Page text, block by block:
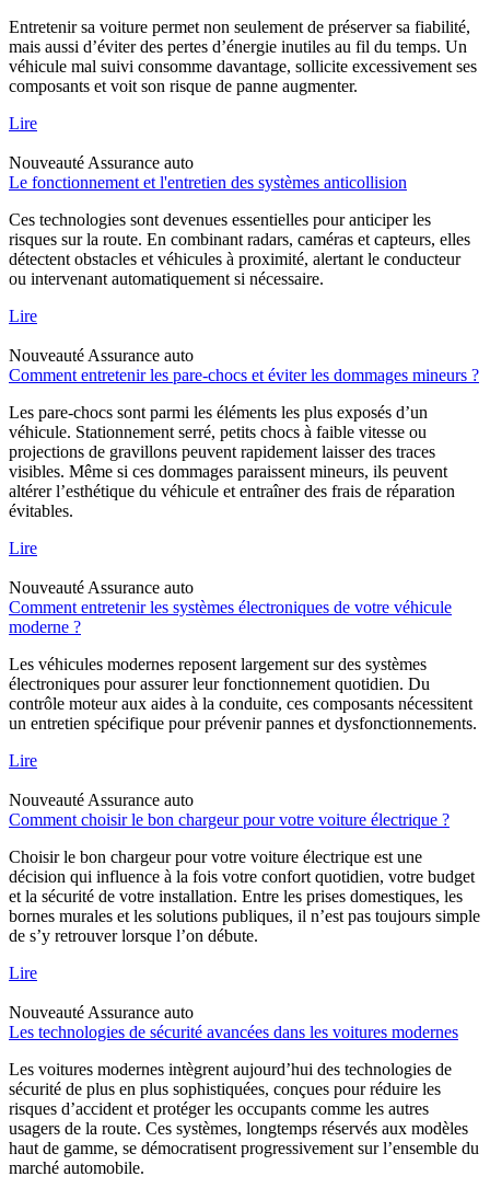
Entretenir sa voiture permet non seulement de préserver sa fiabilité,
mais aussi d’éviter des pertes d’énergie inutiles au fil du temps. Un
véhicule mal suivi consomme davantage, sollicite excessivement ses
composants et voit son risque de panne augmenter.
Lire
Nouveauté Assurance auto
Le fonctionnement et l'entretien des systèmes anticollision
Ces technologies sont devenues essentielles pour anticiper les
risques sur la route. En combinant radars, caméras et capteurs, elles
détectent obstacles et véhicules à proximité, alertant le conducteur
ou intervenant automatiquement si nécessaire.
Lire
Nouveauté Assurance auto
Comment entretenir les pare-chocs et éviter les dommages mineurs ?
Les pare-chocs sont parmi les éléments les plus exposés d’un
véhicule. Stationnement serré, petits chocs à faible vitesse ou
projections de gravillons peuvent rapidement laisser des traces
visibles. Même si ces dommages paraissent mineurs, ils peuvent
altérer l’esthétique du véhicule et entraîner des frais de réparation
évitables.
Lire
Nouveauté Assurance auto
Comment entretenir les systèmes électroniques de votre véhicule
moderne ?
Les véhicules modernes reposent largement sur des systèmes
électroniques pour assurer leur fonctionnement quotidien. Du
contrôle moteur aux aides à la conduite, ces composants nécessitent
un entretien spécifique pour prévenir pannes et dysfonctionnements.
Lire
Nouveauté Assurance auto
Comment choisir le bon chargeur pour votre voiture électrique ?
Choisir le bon chargeur pour votre voiture électrique est une
décision qui influence à la fois votre confort quotidien, votre budget
et la sécurité de votre installation. Entre les prises domestiques, les
bornes murales et les solutions publiques, il n’est pas toujours simple
de s’y retrouver lorsque l’on débute.
Lire
Nouveauté Assurance auto
Les technologies de sécurité avancées dans les voitures modernes
Les voitures modernes intègrent aujourd’hui des technologies de
sécurité de plus en plus sophistiquées, conçues pour réduire les
risques d’accident et protéger les occupants comme les autres
usagers de la route. Ces systèmes, longtemps réservés aux modèles
haut de gamme, se démocratisent progressivement sur l’ensemble du
marché automobile.